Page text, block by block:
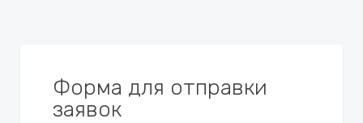
Форма для отправки
заявок